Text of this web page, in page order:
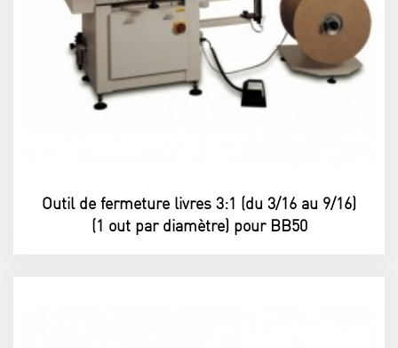
Outil de fermeture livres 3:1 (du 3/16 au 9/16)
(1 out par diamètre) pour BB50